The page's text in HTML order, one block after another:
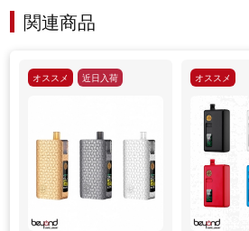
関連商品
オススメ 近日入荷 オススメ